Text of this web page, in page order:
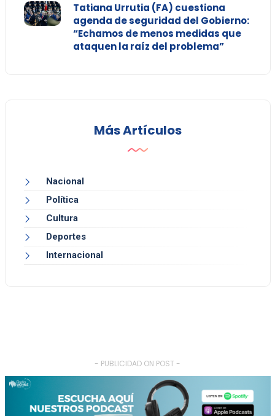
Tatiana Urrutia (FA) cuestiona
agenda de seguridad del Gobierno:
“Echamos de menos medidas que
ataquen la raíz del problema”
Más Artículos
Nacional
Política
Cultura
Deportes
Internacional
- PUBLICIDAD ON POST -